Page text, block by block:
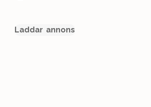
Laddar annons